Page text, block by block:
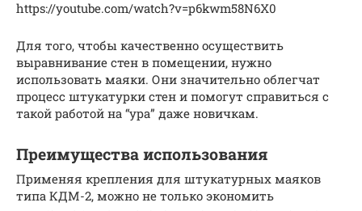
https://youtube.com/watch?v=p6kwm58N6X0
Для того, чтобы качественно осуществить
выравнивание стен в помещении, нужно
использовать маяки. Они значительно облегчат
процесс штукатурки стен и помогут справиться с
такой работой на “ура” даже новичкам.
Преимущества использования
Применяя крепления для штукатурных маяков
типа КДМ-2, можно не только экономить